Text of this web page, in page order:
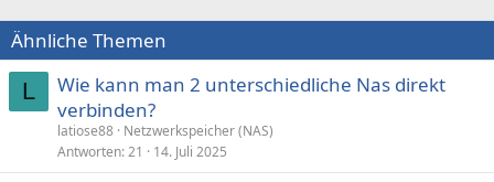
Ähnliche Themen
L
Wie kann man 2 unterschiedliche Nas direkt
verbinden?
latiose88 Netzwerkspeicher (NAS)
Antworten 21 14. Juli 2025